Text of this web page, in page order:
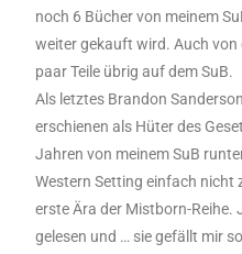
noch 6 Bücher von meinem
weiter gekauft wird. Auch von
paar Teile übrig auf dem SuB.
Als letztes Brandon
erschienen als Hüter des
Jahren von meinem SuB
Western Setting einfach nicht
erste Ära der Mistborn-Reihe.
gelesen und … sie gefällt mir